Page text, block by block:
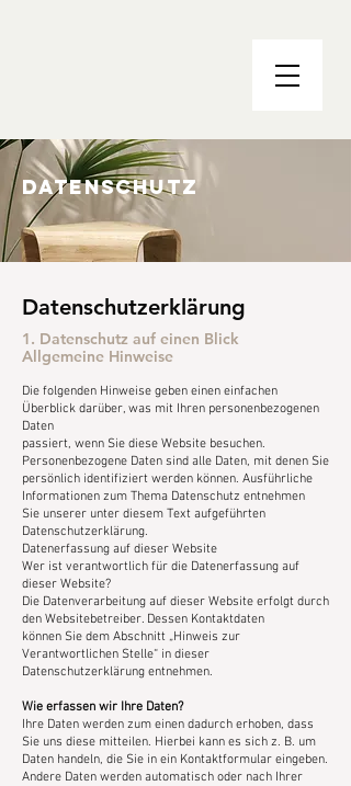
Datenschutz
Datenschutzerklärung
1. Datenschutz auf einen Blick
Allgemeine Hinweise
Die folgenden Hinweise geben einen einfachen
Überblick darüber, was mit Ihren personenbezogenen
Daten
passiert, wenn Sie diese Website besuchen.
Personenbezogene Daten sind alle Daten, mit denen Sie
persönlich identifiziert werden können. Ausführliche
Informationen zum Thema Datenschutz entnehmen
Sie unserer unter diesem Text aufgeführten
Datenschutzerklärung.
Datenerfassung auf dieser Website
Wer ist verantwortlich für die Datenerfassung auf
dieser Website?
Die Datenverarbeitung auf dieser Website erfolgt durch
den Websitebetreiber. Dessen Kontaktdaten
können Sie dem Abschnitt „Hinweis zur
Verantwortlichen Stelle“ in dieser
Datenschutzerklärung entnehmen.
Wie erfassen wir Ihre Daten?
Ihre Daten werden zum einen dadurch erhoben, dass
Sie uns diese mitteilen. Hierbei kann es sich z. B. um
Daten handeln, die Sie in ein Kontaktformular eingeben.
Andere Daten werden automatisch oder nach Ihrer